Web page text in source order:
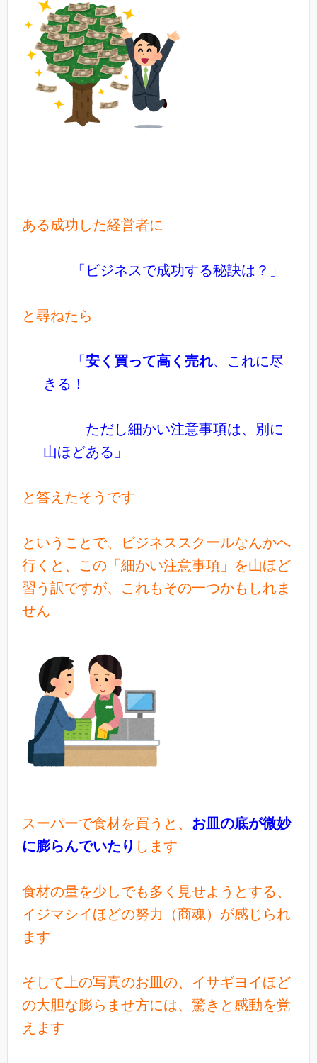
ある成功した経営者に
「ビジネスで成功する秘訣は？」
と尋ねたら
「安く買って高く売れ、これに尽
きる！
ただし細かい注意事項は、別に
山ほどある」
と答えたそうです
ということで、ビジネススクールなんかへ
行くと、この「細かい注意事項」を山ほど
習う訳ですが、これもその一つかもしれま
せん
スーパーで食材を買うと、 お皿の底が微妙
に膨らんでいたり します
食材の量を少しでも多く見せようとする、
イジマシイほどの努力（商魂） が感じられ
ます
そして上の写真のお皿の、イサギヨイほど
の大胆な膨らませ方には、驚きと感動を覚
えます